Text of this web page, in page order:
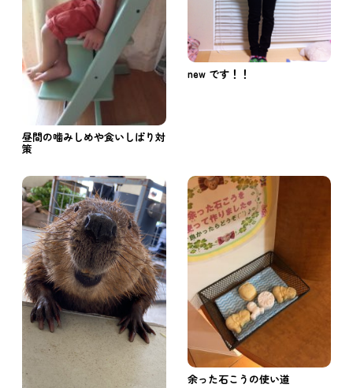
昼間の噛みしめや食いしばり対
策
new です！！
余った石こうの使い道